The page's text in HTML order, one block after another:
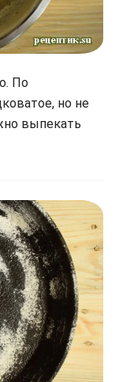
По
но не
выпекать